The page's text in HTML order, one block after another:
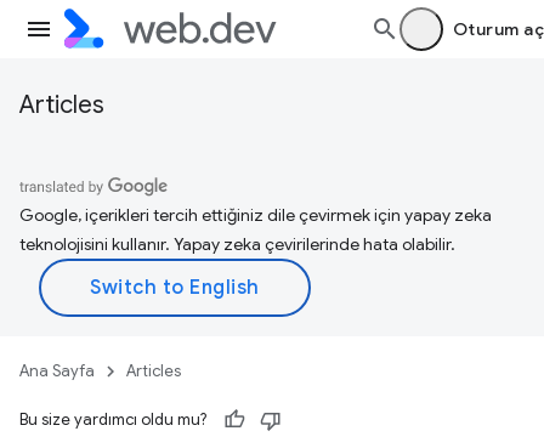
Oturum aç
Articles
Google, içerikleri tercih ettiğiniz dile çevirmek için yapay zeka
teknolojisini kullanır. Yapay zeka çevirilerinde hata olabilir.
Ana Sayfa Articles
Bu size yardımcı oldu mu?